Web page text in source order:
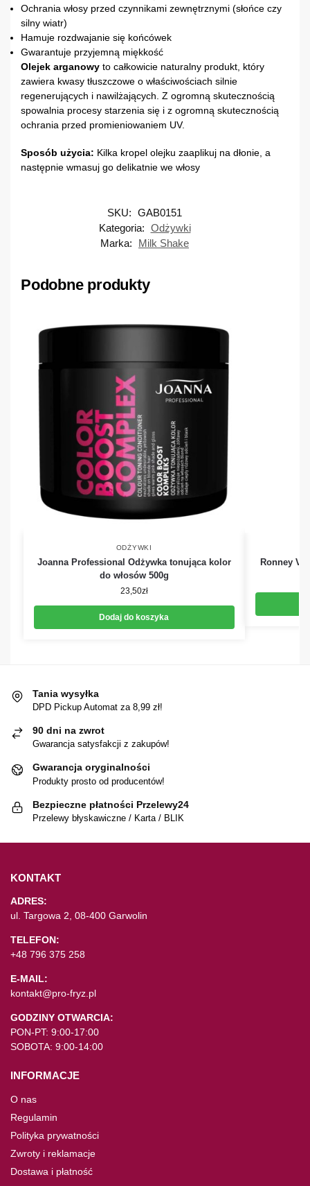
Ochrania włosy przed czynnikami zewnętrznymi (słońce czy
silny wiatr)
Hamuje rozdwajanie się końcówek
Gwarantuje przyjemną miękkość
Olejek arganowy to całkowicie naturalny produkt, który
zawiera kwasy tłuszczowe o właściwościach silnie
regenerujących i nawilżających. Z ogromną skutecznością
spowalnia procesy starzenia się i z ogromną skutecznością
ochrania przed promieniowaniem UV.
Sposób użycia: Kilka kropel olejku zaaplikuj na dłonie, a
następnie wmasuj go delikatnie we włosy
SKU: GAB0151
Kategoria: Odżywki
Marka:
Milk Shake
Podobne produkty
ODŻYWKI
Joanna Professional Odżywka tonująca kolor
do włosów 500g
23,50zł
Dodaj do koszyka
Ronney
Tania wysyłka
DPD Pickup Automat za 8,99 zł!
90 dni na zwrot
Gwarancja satysfakcji z zakupów!
Gwarancja oryginalności
Produkty prosto od producentów!
Bezpieczne płatności Przelewy24
Przelewy błyskawiczne / Karta / BLIK
KONTAKT
ADRES:
ul. Targowa 2, 08-400 Garwolin
TELEFON:
+48 796 375 258
E-MAIL:
kontakt@pro-fryz.pl
GODZINY OTWARCIA:
PON-PT: 9:00-17:00
SOBOTA: 9:00-14:00
INFORMACJE
O nas
Regulamin
Polityka prywatności
Zwroty i reklamacje
Dostawa i płatność